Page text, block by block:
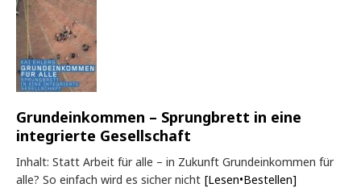
Grundeinkommen – Sprungbrett in eine
integrierte Gesellschaft
Inhalt: Statt Arbeit für alle – in Zukunft Grundeinkommen für
alle? So einfach wird es sicher nicht [Lesen•Bestellen]